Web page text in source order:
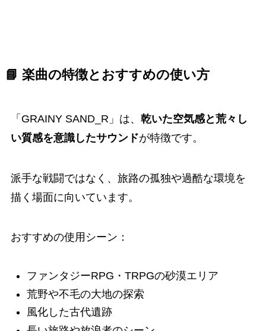
📘 楽曲の特徴とおすすめの使い方
「GRAINY SAND_R」は、 乾いた空気感と荒々し
い質感を意識したサウンドが特徴です。
派手な戦闘ではなく、旅路の孤独や過酷な環境を
描く場面に向いています。
おすすめの使用シーン：
ファンタジーRPG・TRPGの砂漠エリア
荒野や不毛の大地の探索
風化した古代遺跡